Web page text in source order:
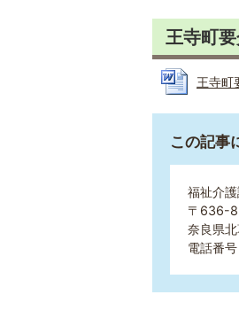
王寺町
王寺町
この記事
福祉介護
〒636-
奈良県
電話番